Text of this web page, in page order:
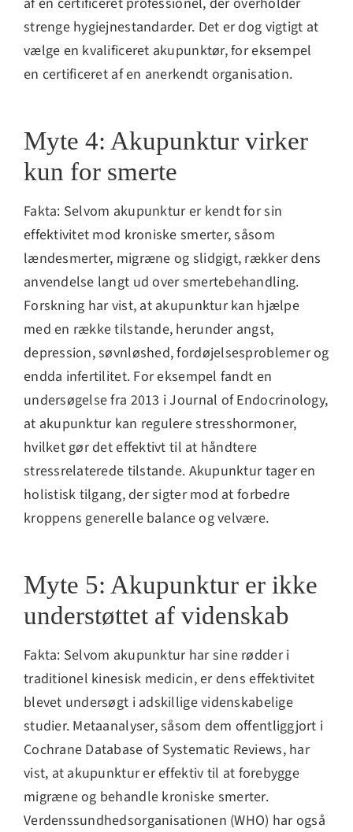
strenge hygiejnestandarder. Det er dog vigtigt at
vælge en kvalificeret akupunktør, for eksempel
en certificeret af en anerkendt organisation.
Myte 4: Akupunktur virker
kun for smerte
Fakta: Selvom akupunktur er kendt for sin
effektivitet mod kroniske smerter, såsom
lændesmerter, migræne og slidgigt, rækker dens
anvendelse langt ud over smertebehandling.
Forskning har vist, at akupunktur kan hjælpe
med en række tilstande, herunder angst,
depression, søvnløshed, fordøjelsesproblemer og
endda infertilitet. For eksempel fandt en
undersøgelse fra 2013 i Journal of Endocrinology,
at akupunktur kan regulere stresshormoner,
hvilket gør det effektivt til at håndtere
stressrelaterede tilstande. Akupunktur tager en
holistisk tilgang, der sigter mod at forbedre
kroppens generelle balance og velvære.
Myte 5: Akupunktur er ikke
understøttet af videnskab
Fakta: Selvom akupunktur har sine rødder i
traditionel kinesisk medicin, er dens effektivitet
blevet undersøgt i adskillige videnskabelige
studier. Metaanalyser, såsom dem offentliggjort i
Cochrane Database of Systematic Reviews, har
vist, at akupunktur er effektiv til at forebygge
migræne og behandle kroniske smerter.
Verdenssundhedsorganisationen (WHO) har også